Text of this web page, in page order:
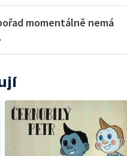
momentálně nemá